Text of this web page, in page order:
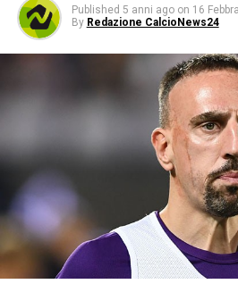
Published 5 anni ago on 16
By Redazione CalcioNews24